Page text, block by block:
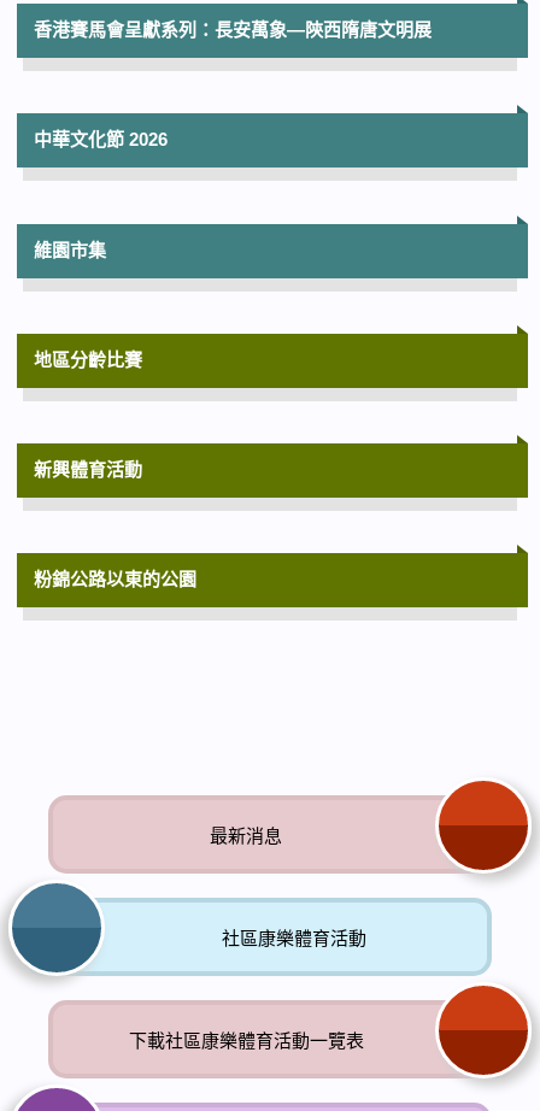
國際綜藝合家歡2026
香港賽馬會呈獻系列：長安萬象—陝西隋唐文明展
中華文化節 2026
維園市集
地區分齡比賽
新興體育活動
最新消息
社區康樂體育活動